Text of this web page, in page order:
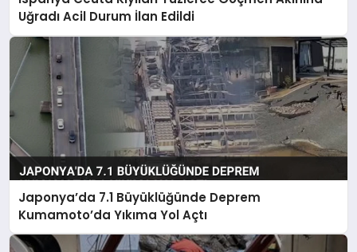
Uğradı Acil Durum İlan Edildi
Japonya’da 7.1 Büyüklüğünde Deprem
Kumamoto’da Yıkıma Yol Açtı